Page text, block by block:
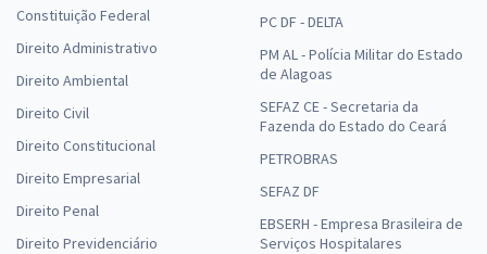
Constituição Federal
Direito Administrativo
Direito Ambiental
Direito Civil
Direito Constitucional
Direito Empresarial
Direito Penal
Direito Previdenciário
PC DF - DELTA
PM AL - Polícia Militar do Estado
de Alagoas
SEFAZ CE - Secretaria da
Fazenda do Estado do Ceará
PETROBRAS
SEFAZ DF
EBSERH - Empresa Brasileira de
Serviços Hospitalares